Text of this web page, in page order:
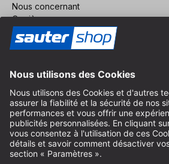
Nous concernant
Carrière
Révoquer un contrat
Espace revendeurs
Devenir revendeur